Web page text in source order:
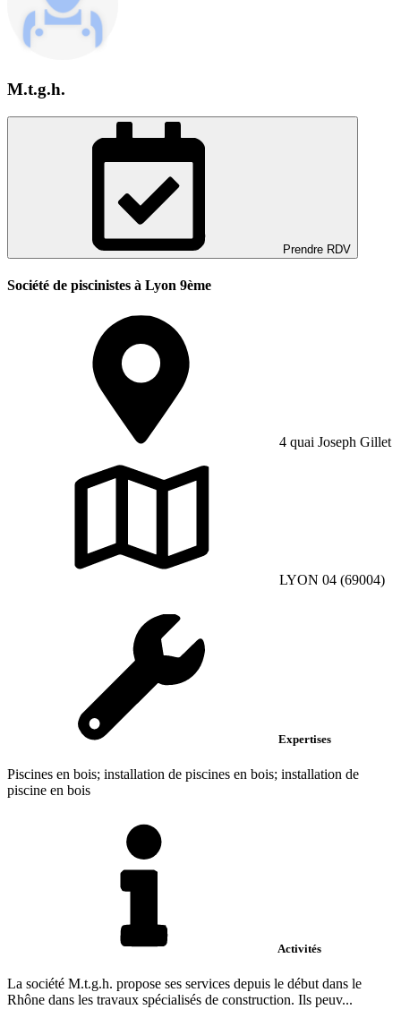
M.t.g.h.
Prendre RDV
Société de piscinistes à Lyon 9ème
4 quai Joseph Gillet
LYON 04 (69004)
Expertises
Piscines en bois; installation de piscines en bois; installation de
piscine en bois
Activités
La société M.t.g.h. propose ses services depuis le début dans le
Rhône dans les travaux spécialisés de construction. Ils peuv...